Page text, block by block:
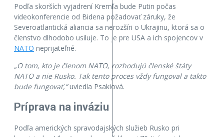
Podľa skorších vyjadrení Kremľa bude Putin počas
videokonferencie od Bidena požadovať záruky, že
Severoatlantická aliancia sa nerozšíri o Ukrajinu, ktorá sa o
členstvo dlhodobo usiluje. To je pre USA a ich spojencov v
NATO neprijateľné.
„O tom, kto je členom NATO, rozhodujú členské štáty
NATO a nie Rusko. Tak tento proces vždy fungoval a takto
bude fungovať,“uviedla Psakiová.
Príprava na inváziu
Podľa amerických spravodajských služieb Rusko pri